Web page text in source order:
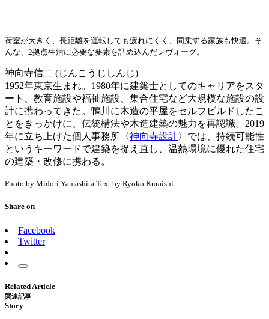
荷室が大きく、長距離を運転しても疲れにくく、同乗する家族も快適。そ
んな、2拠点生活に必要な要素を詰め込んだレヴォーグ。
神向寺信二 (じんこうじしんじ)
1952年東京生まれ。1980年に建築士としてのキャリアをスタ
ート、教育施設や福祉施設、集合住宅など大規模な施設の設
計に携わってきた。鴨川に木造の平屋をセルフビルドしたこ
とをきっかけに、伝統構法や木造建築の魅力を再認識。2019
年に立ち上げた個人事務所〈神向寺設計〉では、持続可能性
というキーワードで建築を捉え直し、温熱環境に優れた住宅
の建築・改修に携わる。
Photo by Midori Yamashita Text by Ryoko Kuraishi
Share on
Facebook
Twitter
Related Article
関連記事
Story